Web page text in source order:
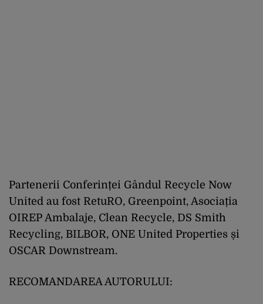
Partenerii Conferinței Gândul Recycle Now
United au fost RetuRO, Greenpoint, Asociația
OIREP Ambalaje, Clean Recycle, DS Smith
Recycling, BILBOR, ONE United Properties și
OSCAR Downstream.
RECOMANDAREA AUTORULUI: